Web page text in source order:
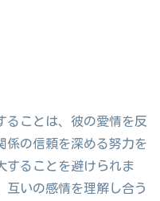
ることは、彼の愛情を反
係の信頼を深める努力を
することを避けられま
互いの感情を理解し合う